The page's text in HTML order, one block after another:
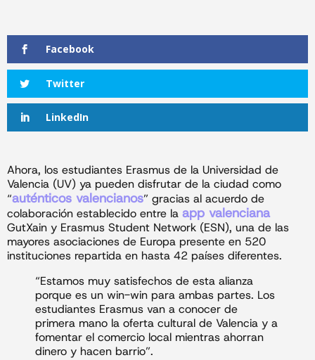
Facebook
Twitter
LinkedIn
Ahora, los estudiantes Erasmus de la Universidad de
Valencia (UV) ya pueden disfrutar de la ciudad como
“auténticos valencianos” gracias al acuerdo de
colaboración establecido entre la app valenciana
GutXain y Erasmus Student Network (ESN), una de las
mayores asociaciones de Europa presente en 520
instituciones repartida en hasta 42 países diferentes.
“Estamos muy satisfechos de esta alianza
porque es un win-win para ambas partes. Los
estudiantes Erasmus van a conocer de
primera mano la oferta cultural de Valencia y a
fomentar el comercio local mientras ahorran
dinero y hacen barrio”.